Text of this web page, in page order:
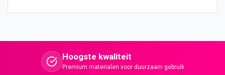
Hoogste kwaliteit
Premium materialen voor duurzaam gebruik